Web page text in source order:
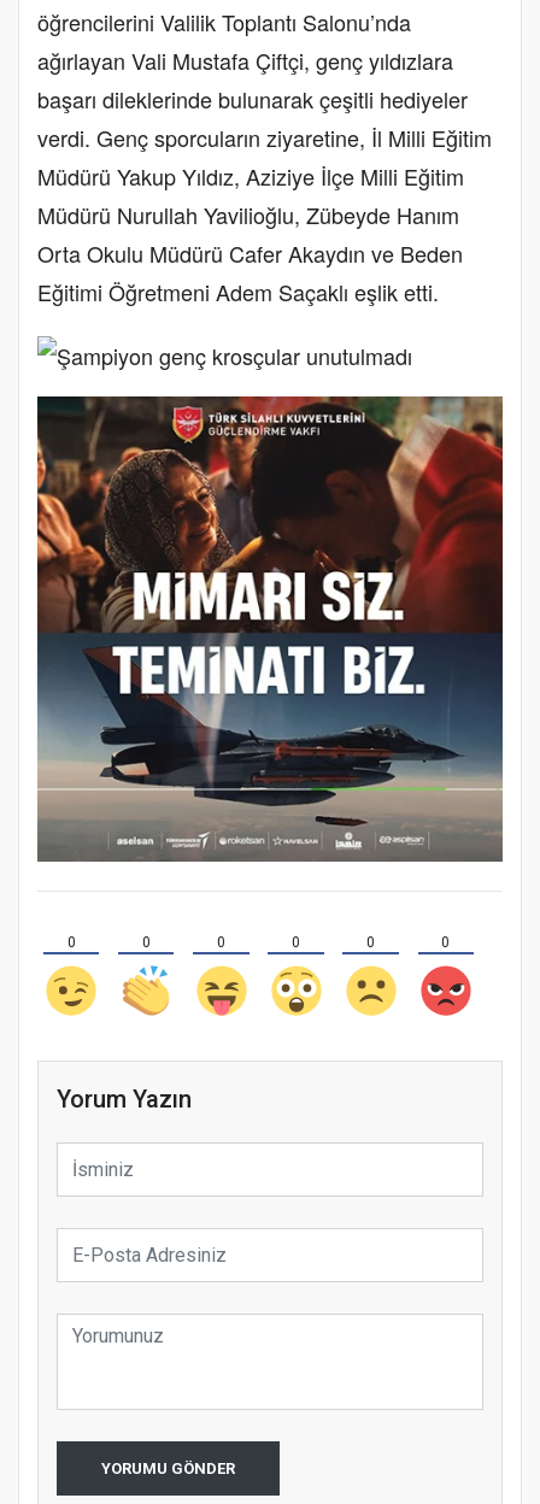
öğrencilerini Valilik Toplantı Salonu’nda
ağırlayan Vali Mustafa Çiftçi, genç yıldızlara
başarı dileklerinde bulunarak çeşitli hediyeler
verdi. Genç sporcuların ziyaretine, İl Milli Eğitim
Müdürü Yakup Yıldız, Aziziye İlçe Milli Eğitim
Müdürü Nurullah Yavilioğlu, Zübeyde Hanım
Orta Okulu Müdürü Cafer Akaydın ve Beden
Eğitimi Öğretmeni Adem Saçaklı eşlik etti.
0 0 0 0 0 0
Yorum Yazın
YORUMU GÖNDER